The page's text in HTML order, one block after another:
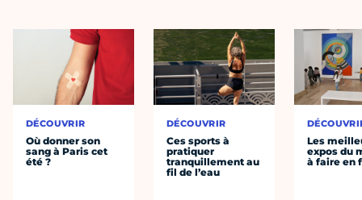
DÉCOUVRIR
Où donner son
sang à Paris cet
été ?
DÉCOUVRIR
Ces sports à
pratiquer
tranquillement au
fil de l’eau
Les
expos du
à faire en